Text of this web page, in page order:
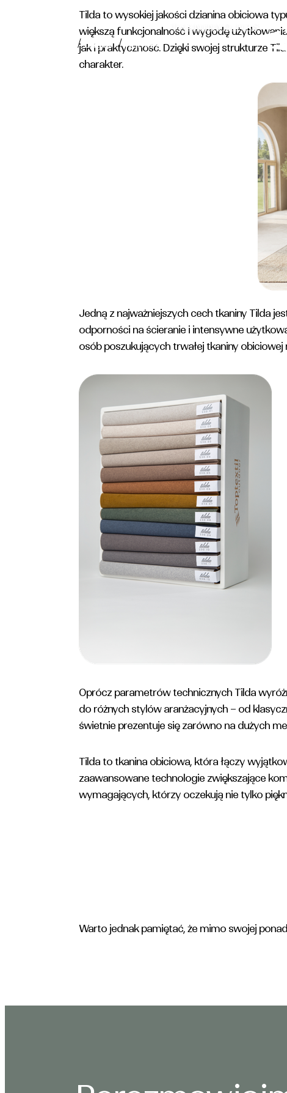
/ English / Română
TKANINY O NAS
Tilda to wysokiej jakości dzianina obiciowa
większą funkcjonalność i wygodę
jak i praktyczność. Dzięki swojej strukturze
charakter.
Jedną z najważniejszych cech tkaniny Tilda
odporności na ścieranie i intensywne
osób poszukujących trwałej tkaniny obiciowej
Oprócz parametrów technicznych Tilda
do różnych stylów aranżacyjnych – od
świetnie prezentuje się zarówno na dużych
Tilda to tkanina obiciowa, która łączy
zaawansowane technologie zwiększające
wymagających, którzy oczekują nie tylko
Warto jednak pamiętać, że mimo swojej